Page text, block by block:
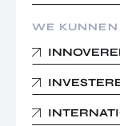
WE